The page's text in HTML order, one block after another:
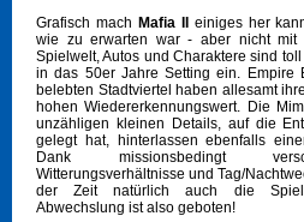
Grafisch mach Mafia II
einiges her
wie zu erwarten war - aber nicht mit
Spielwelt, Autos und Charaktere sind
in das 50er Jahre Setting ein. Empire
belebten Stadtviertel haben allesamt
hohen Wiedererkennungswert. Die
unzähligen kleinen Details, auf die
gelegt hat, hinterlassen ebenfalls
Dank missionsbedingt
Witterungsverhältnisse und Tag/
der Zeit natürlich auch die
Abwechslung ist also geboten!